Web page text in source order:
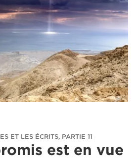
ET LES ÉCRITS, PARTIE 11
est en vue